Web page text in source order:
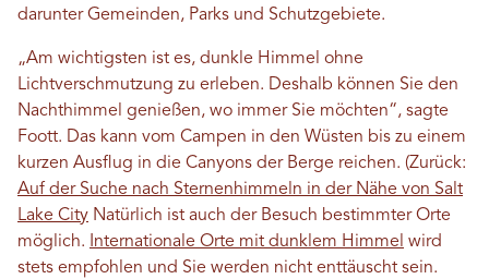
darunter Gemeinden, Parks und Schutzgebiete.
„Am wichtigsten ist es, dunkle Himmel ohne
Lichtverschmutzung zu erleben. Deshalb können Sie den
Nachthimmel genießen, wo immer Sie möchten“, sagte
Foott. Das kann vom Campen in den Wüsten bis zu einem
kurzen Ausflug in die Canyons der Berge reichen. (Zurück:
Auf der Suche nach Sternenhimmeln in der Nähe von Salt
Lake City Natürlich ist auch der Besuch bestimmter Orte
möglich. Internationale Orte mit dunklem Himmel wird
stets empfohlen und Sie werden nicht enttäuscht sein.